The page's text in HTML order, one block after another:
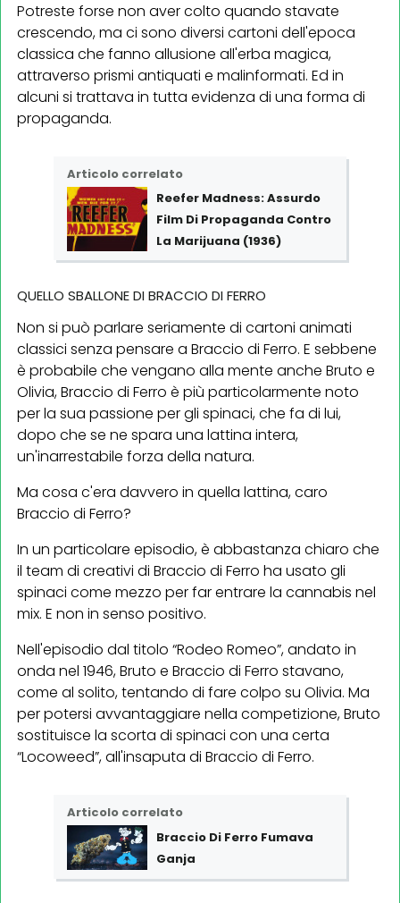
Potreste forse non aver colto quando stavate
crescendo, ma ci sono diversi cartoni dell'epoca
classica che fanno allusione all'erba magica,
attraverso prismi antiquati e malinformati. Ed in
alcuni si trattava in tutta evidenza di una forma di
propaganda.
Articolo correlato
Reefer Madness: Assurdo
Film Di Propaganda Contro
La Marijuana (1936)
QUELLO SBALLONE DI BRACCIO DI FERRO
Non si può parlare seriamente di cartoni animati
classici senza pensare a Braccio di Ferro. E sebbene
è probabile che vengano alla mente anche Bruto e
Olivia, Braccio di Ferro è più particolarmente noto
per la sua passione per gli spinaci, che fa di lui,
dopo che se ne spara una lattina intera,
un'inarrestabile forza della natura.
Ma cosa c'era davvero in quella lattina, caro
Braccio di Ferro?
In un particolare episodio, è abbastanza chiaro che
il team di creativi di Braccio di Ferro ha usato gli
spinaci come mezzo per far entrare la cannabis nel
mix. E non in senso positivo.
Nell'episodio dal titolo “Rodeo Romeo”, andato in
onda nel 1946, Bruto e Braccio di Ferro stavano,
come al solito, tentando di fare colpo su Olivia. Ma
per potersi avvantaggiare nella competizione, Bruto
sostituisce la scorta di spinaci con una certa
“Locoweed”, all'insaputa di Braccio di Ferro.
Articolo correlato
Braccio Di Ferro Fumava
Ganja